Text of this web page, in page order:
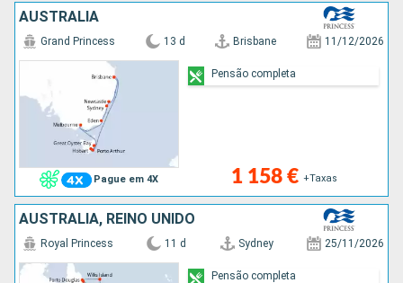
AUSTRALIA
Pague em 4X
Grand Princess 13 d Brisbane 11/12/2026
1 158 € +Taxas
Pensão completa
AUSTRALIA, REINO UNIDO
Royal Princess 11 d Sydney 25/11/2026
Pensão completa